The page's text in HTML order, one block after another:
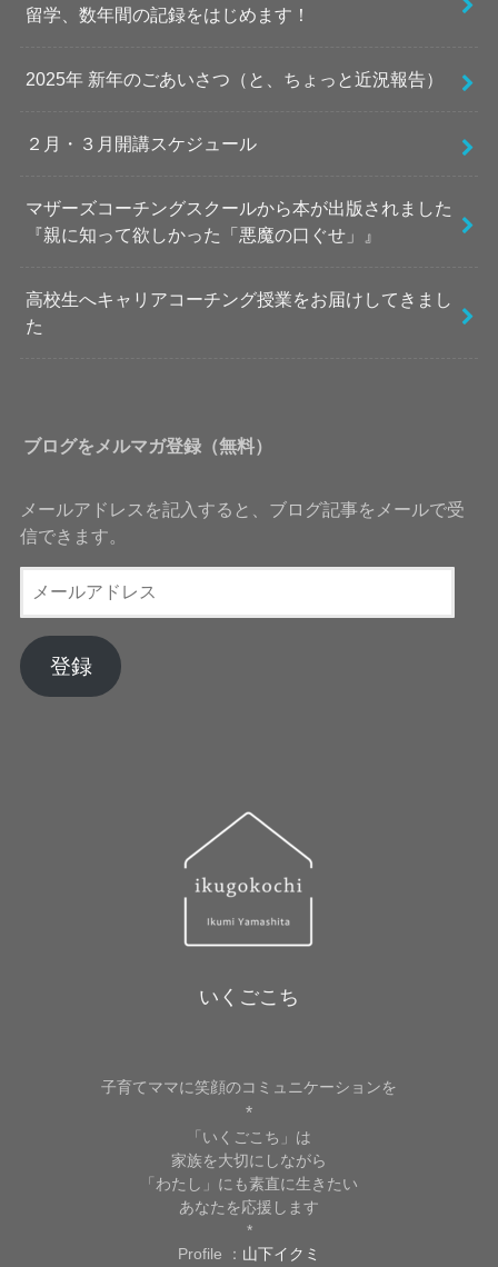
留学、数年間の記録をはじめます！
2025年 新年のごあいさつ（と、ちょっと近況報告）
２月・３月開講スケジュール
マザーズコーチングスクールから本が出版されました
『親に知って欲しかった「悪魔の口ぐせ」』
高校生へキャリアコーチング授業をお届けしてきまし
た
ブログをメルマガ登録（無料）
メールアドレスを記入すると、ブログ記事をメールで受
信できます。
ー
ア
ド
登録
いくごこち
子育てママに笑顔のコミュニケーションを
*
「いくごこち」は
家族を大切にしながら
「わたし」にも素直に生きたい
あなたを応援します
*
Profile ： 山下イクミ